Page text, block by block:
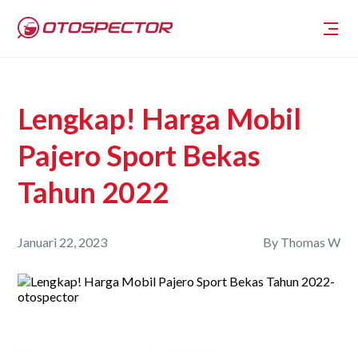
Lengkap! Harga Mobil
Pajero Sport Bekas
Tahun 2022
Januari 22, 2023 By Thomas W